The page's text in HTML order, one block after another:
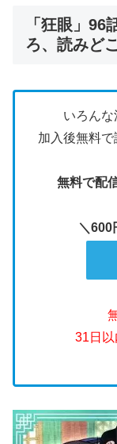
「狂眼」96
ろ、読みど
いろん
加入後無料
無料で配
＼600
31日以